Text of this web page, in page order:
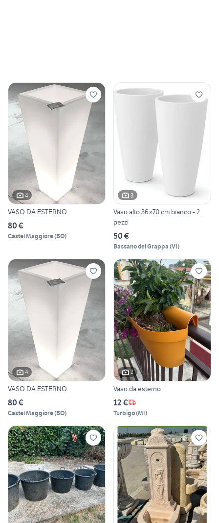
4
VASO DA ESTERNO
80 €
Castel Maggiore(BO)
3
Vaso alto 36×70 cm bianco - 2
pezzi
50 €
Bassano del Grappa (VI)
4
VASO DA ESTERNO
80 €
Castel Maggiore(BO)
2
Vaso da esterno
12 €
Turbigo(MI)